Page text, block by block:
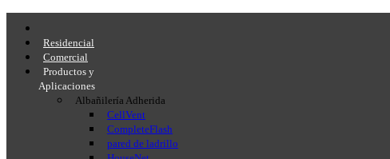
Residencial
Comercial
Productos y
Aplicaciones
Albañilería Adherida
CellVent
CompleteFlash
pared de ladrillo